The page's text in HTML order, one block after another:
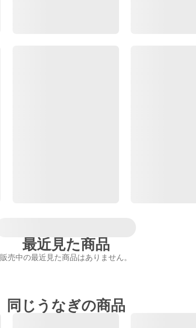
最近見た商品
販売中の最近見た商品はありません。
同じうなぎの商品